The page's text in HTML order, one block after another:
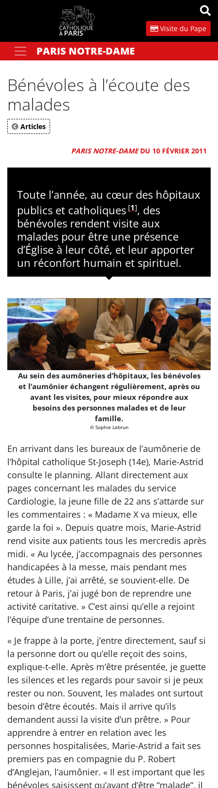
Visite du Pape
Votre recherchePARIS NOTRE-DAME
Bénévoles à l’écoute des
malades
Articles
PARIS NOTRE-DAMEDU 10 FÉVRIER 2011
Toute l’année, au cœur des hôpitaux
publics et catholiques [1], des
bénévoles rendent visite aux
malades pour être une présence
d’Église à leur côté, et leur apporter
un réconfort humain et spirituel.
Au sein des aumôneries d’hôpitaux, les bénévoles
et l’aumônier échangent régulièrement, après ou
avant les visites, pour mieux répondre aux
besoins des personnes malades et de leur
famille.
© Sophie Lebrun
En arrivant dans les bureaux de l’aumônerie de
l’hôpital catholique St-Joseph (14e), Marie-Astrid
consulte le planning. Allant directement aux
pages concernant les malades du service
Cardiologie, la jeune fille de 22 ans s’attarde sur
les commentaires : « Madame X va mieux, elle
garde la foi ». Depuis quatre mois, Marie-Astrid
rend visite aux patients tous les mercredis après
midi. « Au lycée, j’accompagnais des personnes
handicapées à la messe, mais pendant mes
études à Lille, j’ai arrêté, se souvient-elle. De
retour à Paris, j’ai jugé bon de reprendre une
activité caritative. » C’est ainsi qu’elle a rejoint
l’équipe d’une trentaine de personnes.
« Je frappe à la porte, j’entre directement, sauf si
la personne dort ou qu’elle reçoit des soins,
explique-t-elle. Après m’être présentée, je guette
les silences et les regards pour savoir si je peux
rester ou non. Souvent, les malades ont surtout
besoin d’être écoutés. Mais il arrive qu’ils
demandent aussi la visite d’un prêtre. » Pour
apprendre à entrer en relation avec les
personnes hospitalisées, Marie-Astrid a fait ses
premiers pas en compagnie du P. Robert
d’Anglejan, l’aumônier. « Il est important que les
bénévoles saisissent qu’avant d’être “malade”, il
Panneau de gestion des cookies